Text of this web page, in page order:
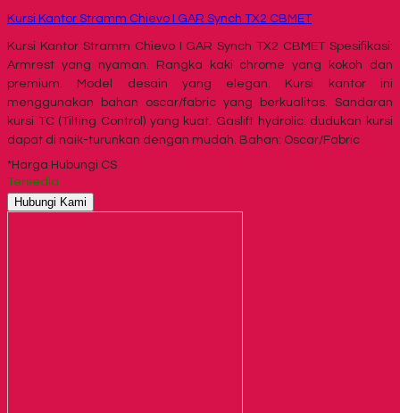
Kursi Kantor Stramm Chievo I GAR Synch TX2 CBMET
Kursi Kantor Stramm Chievo I GAR Synch TX2 CBMET Spesifikasi:
Armrest yang nyaman. Rangka kaki chrome yang kokoh dan
premium. Model desain yang elegan. Kursi kantor ini
menggunakan bahan oscar/fabric yang berkualitas. Sandaran
kursi TC (Tilting Control) yang kuat. Gaslift hydrolic: dudukan kursi
dapat di naik-turunkan dengan mudah. Bahan: Oscar/Fabric
*Harga Hubungi CS
Tersedia
Hubungi Kami